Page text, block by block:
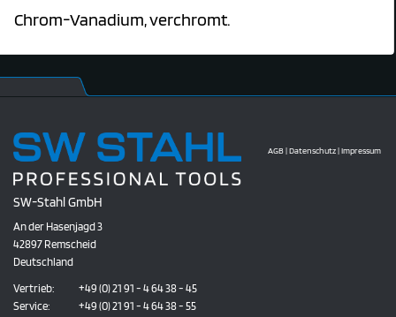
Chrom-Vanadium, verchromt.
AGB|Datenschutz|Impressum
SW-Stahl GmbH
An der Hasenjagd 3
42897 Remscheid
Deutschland
Vertrieb:
+49 (0) 21 91 - 4 64 38 - 45
Service:
+49 (0) 21 91 - 4 64 38 - 55